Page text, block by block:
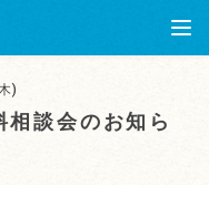
)
相談会のお知ら